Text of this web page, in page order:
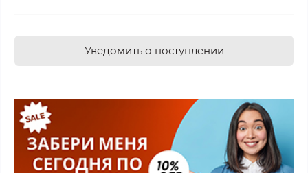
Уведомить о поступлении